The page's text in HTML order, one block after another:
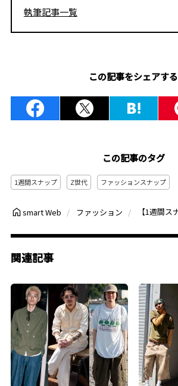
執筆記事一覧
この記事をシェアする
この記事のタグ
1週間スナップ Z世代 ファッションスナップ
smart Web ファッション
関連記事